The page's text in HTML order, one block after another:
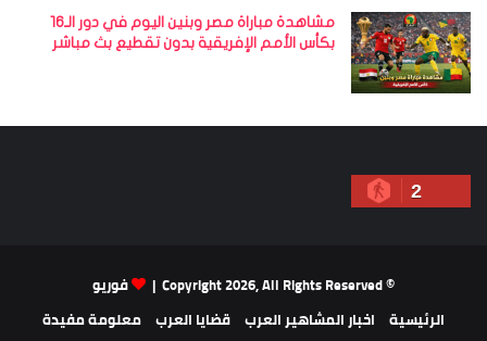
مشاهدة مباراة مصر وبنين اليوم في دور الـ16
بكأس الأمم الإفريقية بدون تقطيع بث مباشر
2
© Copyright 2026, All Rights Reserved |
فوريو
الرئيسية اخبار المشاهير العرب قضايا العرب معلومة مفيدة